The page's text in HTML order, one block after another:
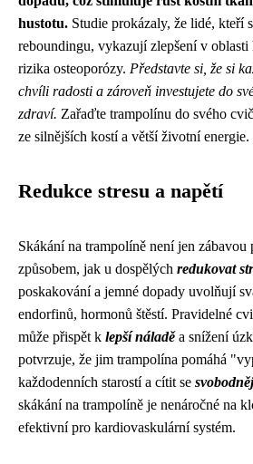
hustotu. Studie prokázaly, že lidé, kteří
reboundingu, vykazují zlepšení v oblasti
rizika osteoporózy. Představte si, že si
chvíli radosti a zároveň investujete do
zdraví. Zařaďte trampolínu do svého
ze silnějších kostí a větší životní energie.
Redukce stresu a napětí
Skákání na trampolíně není jen
způsobem, jak u dospělých redukovat
poskakování a jemné dopady uvolňují
endorfinů, hormonů štěstí. Pravidelné
může přispět k lepší náladěa snížení
potvrzuje, že jim trampolína pomáhá
každodenních starostí a cítit se
skákání na trampolíně je nenáročné na
efektivní pro kardiovaskulární systém.